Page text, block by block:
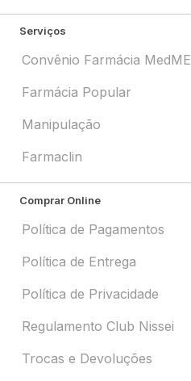
Serviços
Convênio Farmácia MedME
Farmácia Popular
Manipulação
Farmaclin
Comprar Online
Política de Pagamentos
Política de Entrega
Política de Privacidade
Regulamento Club Nissei
Trocas e Devoluções